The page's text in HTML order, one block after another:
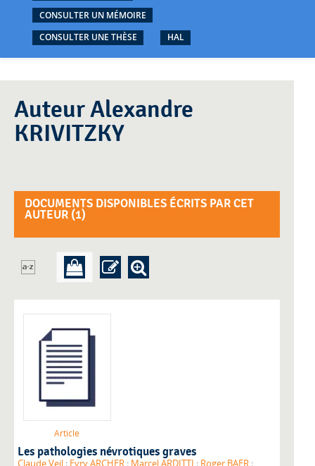
CONSULTER UN MÉMOIRE
CONSULTER UNE THÈSE
HAL
Auteur Alexandre
KRIVITZKY
DOCUMENTS DISPONIBLES ÉCRITS PAR CET
AUTEUR (1)
Article
Les pathologies névrotiques graves